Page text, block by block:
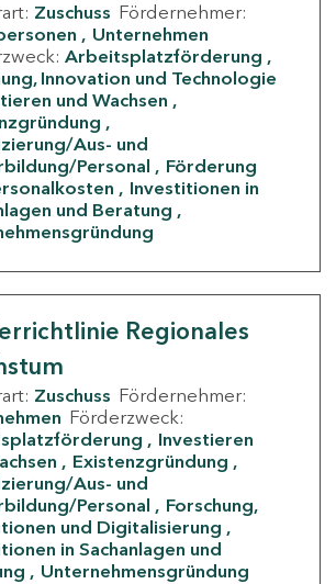
Zuschuss Fördernehmer:
Unternehmen
Arbeitsplatzförderung
Innovation und Technologie
und Wachsen
Aus- und
Personal
Förderung
Investitionen in
und Beratung
Regionales
Zuschuss Fördernehmer:
Förderzweck:
Investieren
Existenzgründung
Aus- und
Personal
Forschung,
und Digitalisierung
in Sachanlagen und
Unternehmensgründung